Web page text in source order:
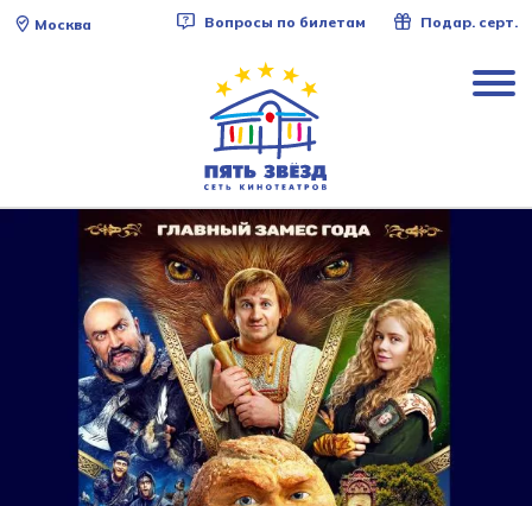
Москва Вопросы по билетам Подар. серт.